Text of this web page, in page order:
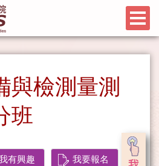
與檢測量測
班
有興趣 我要報名